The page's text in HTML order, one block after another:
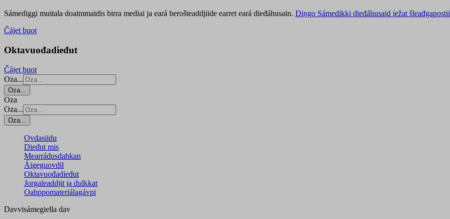
Sámediggi muitala doaimmaidis birra mediai ja eará berošteaddjiide earret eará dieđáhusain. Diŋgo Sámedikki dieđáhusaid iežat šleađgapostii
Čájet buot
Oktavuođadieđut
Čájet buot
Oza...
Oza...
Oza
Oza...
Oza...
Ovdasiidu
Dieđut mis
Mearrádusdahkan
Áigeguovdil
Oktavuođadieđut
Jorgaleaddjit ja dulkkat
Oahppomateriálagávpi
Davvisámegiella dav